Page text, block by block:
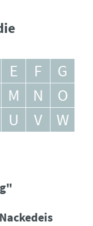
E F
G
M N
O
U V
W